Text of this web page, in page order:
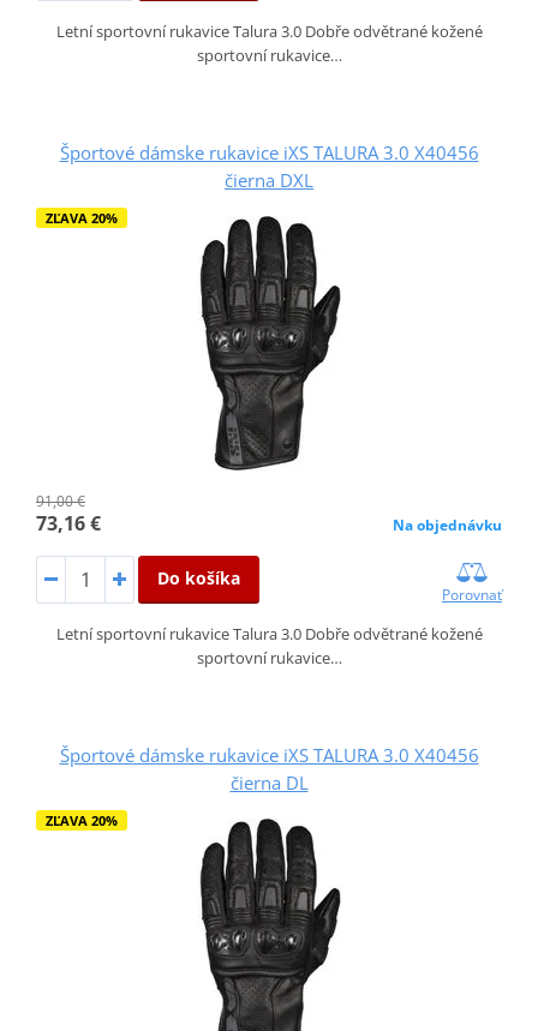
Letní sportovní rukavice Talura 3.0 Dobře odvětrané kožené
sportovní rukavice…
Športové dámske rukavice iXS TALURA 3.0 X40456
čierna DXL
ZĽAVA 20%
91,00 €
73,16 € Na objednávku
Do košíka
Porovnať
Letní sportovní rukavice Talura 3.0 Dobře odvětrané kožené
sportovní rukavice…
Športové dámske rukavice iXS TALURA 3.0 X40456
čierna DL
ZĽAVA 20%